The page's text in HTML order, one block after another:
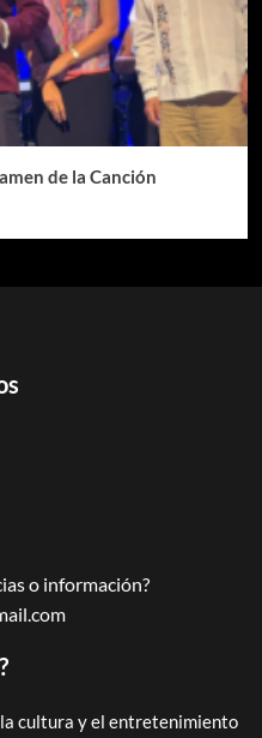
de la Canción
o información?
cultura y el entretenimiento